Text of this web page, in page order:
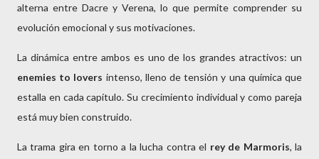
alterna entre Dacre y Verena, lo que permite comprender su
evolución emocional y sus motivaciones.
enemies to lovers intenso, lleno de tensión y una química que
estalla en cada capítulo. Su crecimiento individual y como pareja
está muy bien construido.
La trama gira en torno a la lucha contra el rey de Marmoris, la